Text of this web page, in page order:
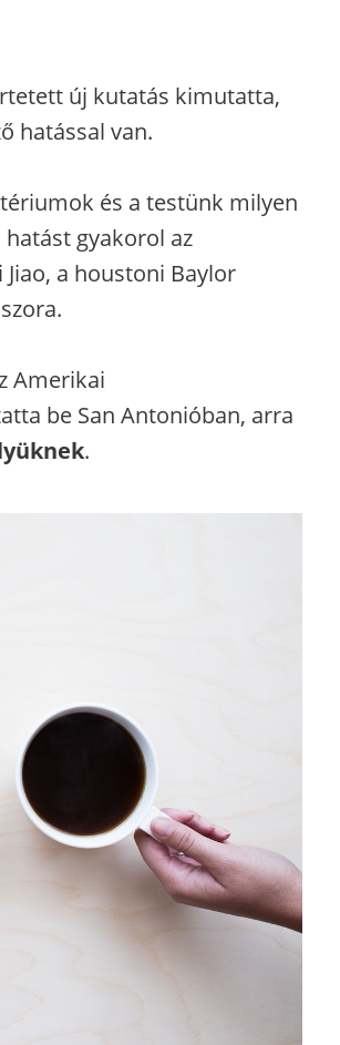
új kutatás kimutatta,
hatással van.
és a testünk milyen
gyakorol az
a houstoni Baylor
Amerikai
be San Antonióban, arra
.